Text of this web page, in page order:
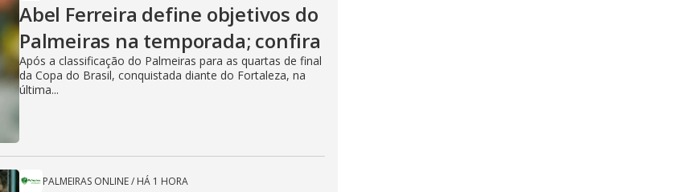
Abel Ferreira define objetivos do
Palmeiras na temporada; confira
Após a classificação do Palmeiras para as quartas de final
da Copa do Brasil, conquistada diante do Fortaleza, na
última...
PALMEIRAS ONLINE/ HÁ 1 HORA